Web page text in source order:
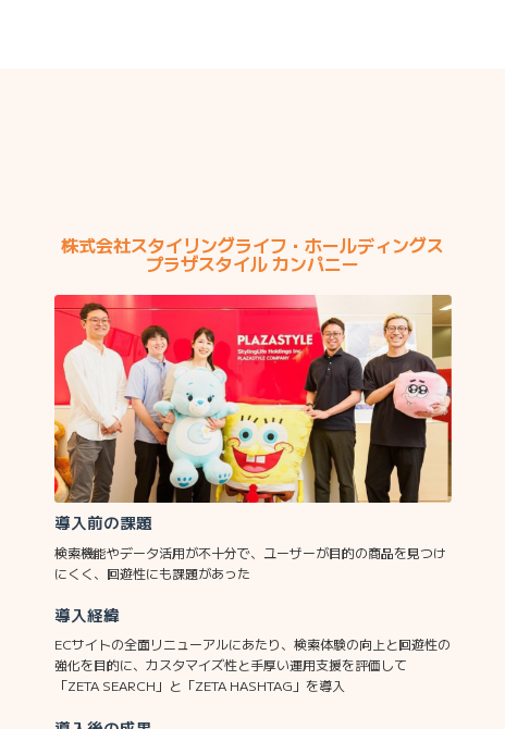
株式会社スタイリングライフ・ホールディングス
プラザスタイル カンパニー
導入前の課題
検索機能やデータ活用が不十分で、ユーザーが目的の商品を見つけ
にくく、回遊性にも課題があった
導入経緯
ECサイトの全面リニューアルにあたり、検索体験の向上と回遊性の
強化を目的に、カスタマイズ性と手厚い運用支援を評価して
「ZETA SEARCH」と「ZETA HASHTAG」を導入